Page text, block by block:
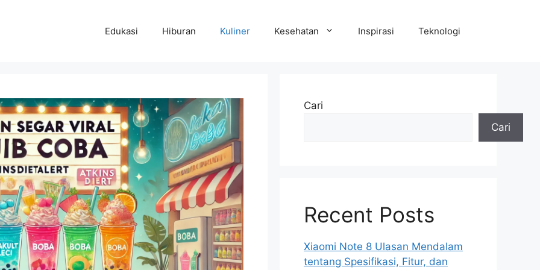
Edukasi Hiburan Kuliner Kesehatan Inspirasi Teknologi
Cari
Cari
Recent Posts
Xiaomi Note 8 Ulasan Mendalam
tentang Spesifikasi, Fitur, dan